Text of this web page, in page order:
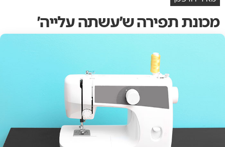
מכונת תפירה ש׳עשתה עלייה׳